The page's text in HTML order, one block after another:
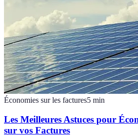
Économies sur les factures5 min
Les Meilleures Astuces pour
sur vos Factures